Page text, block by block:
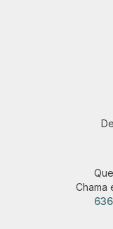
Chama